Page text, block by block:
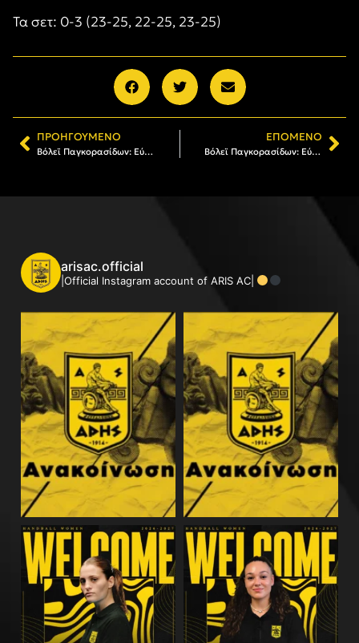
Τα σετ: 0-3 (23-25, 22-25, 23-25)
ΠΡΟΗΓΟΎΜΕΝΟ
Βόλεϊ Παγκορασίδων: Εύκολη εκτός έδρας νίκη επί του Πηγάσου Πολίχνης (0-3)
ΕΠΌΜΕΝΟ
Βόλεϊ Παγκορασίδων: Εύκολη νίκη επί του Εθνικού Πυλαίας
arisac.official
|Official Instagram account of ARIS AC|